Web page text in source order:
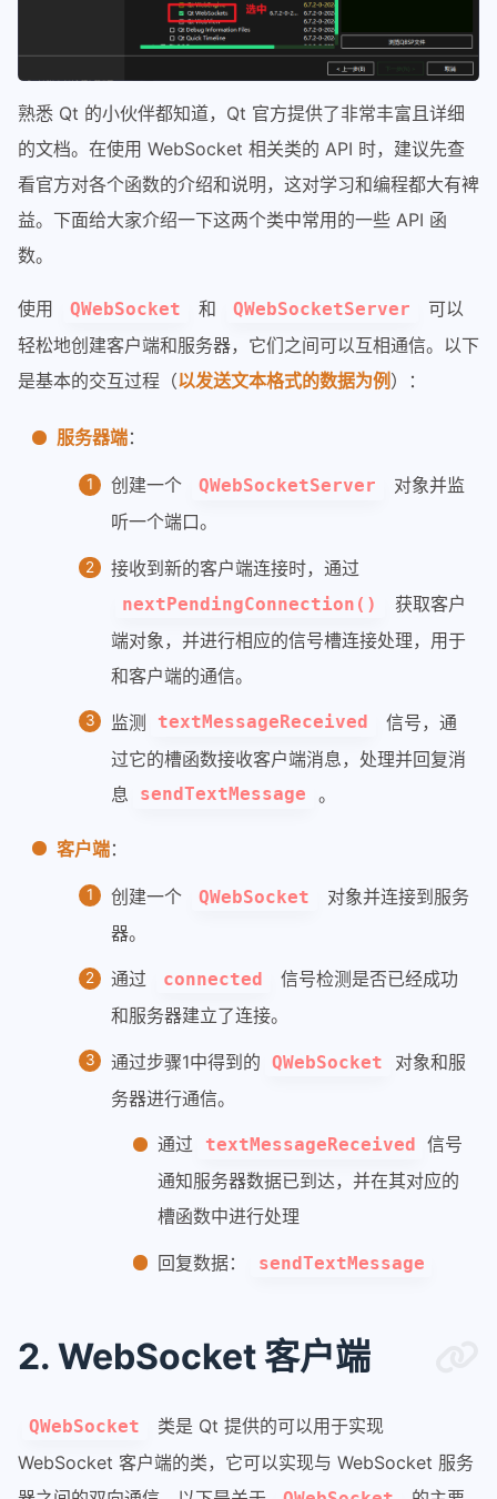
熟悉 Qt 的小伙伴都知道，Qt 官方提供了非常丰富且详细
的文档。在使用 WebSocket 相关类的 API 时，建议先查
看官方对各个函数的介绍和说明，这对学习和编程都大有裨
益。下面给大家介绍一下这两个类中常用的一些 API 函
数。
使用 QWebSocket 和 QWebSocketServer
可以
轻松地创建客户端和服务器，它们之间可以互相通信。以下
是基本的交互过程（以发送文本格式的数据为例 ）：
服务器端：
创建一个 QWebSocketServer
对象并监
听一个端口。
接收到新的客户端连接时，通过
nextPendingConnection()
获取客户
端对象，并进行相应的信号槽连接处理，用于
和客户端的通信。
监测 textMessageReceived
信号，通
过它的槽函数接收客户端消息，处理并回复消
息
sendTextMessage 。
客户端：
创建一个 QWebSocket
对象并连接到服务
器。
通过 connected
信号检测是否已经成功
和服务器建立了连接。
通过步骤1中得到的 QWebSocket
对象和服
务器进行通信。
通过 textMessageReceived
信号
通知服务器数据已到达，并在其对应的
槽函数中进行处理
回复数据： sendTextMessage
2. WebSocket 客户端
QWebSocket
类是 Qt 提供的可以用于实现
WebSocket 客户端的类，它可以实现与 WebSocket 服务